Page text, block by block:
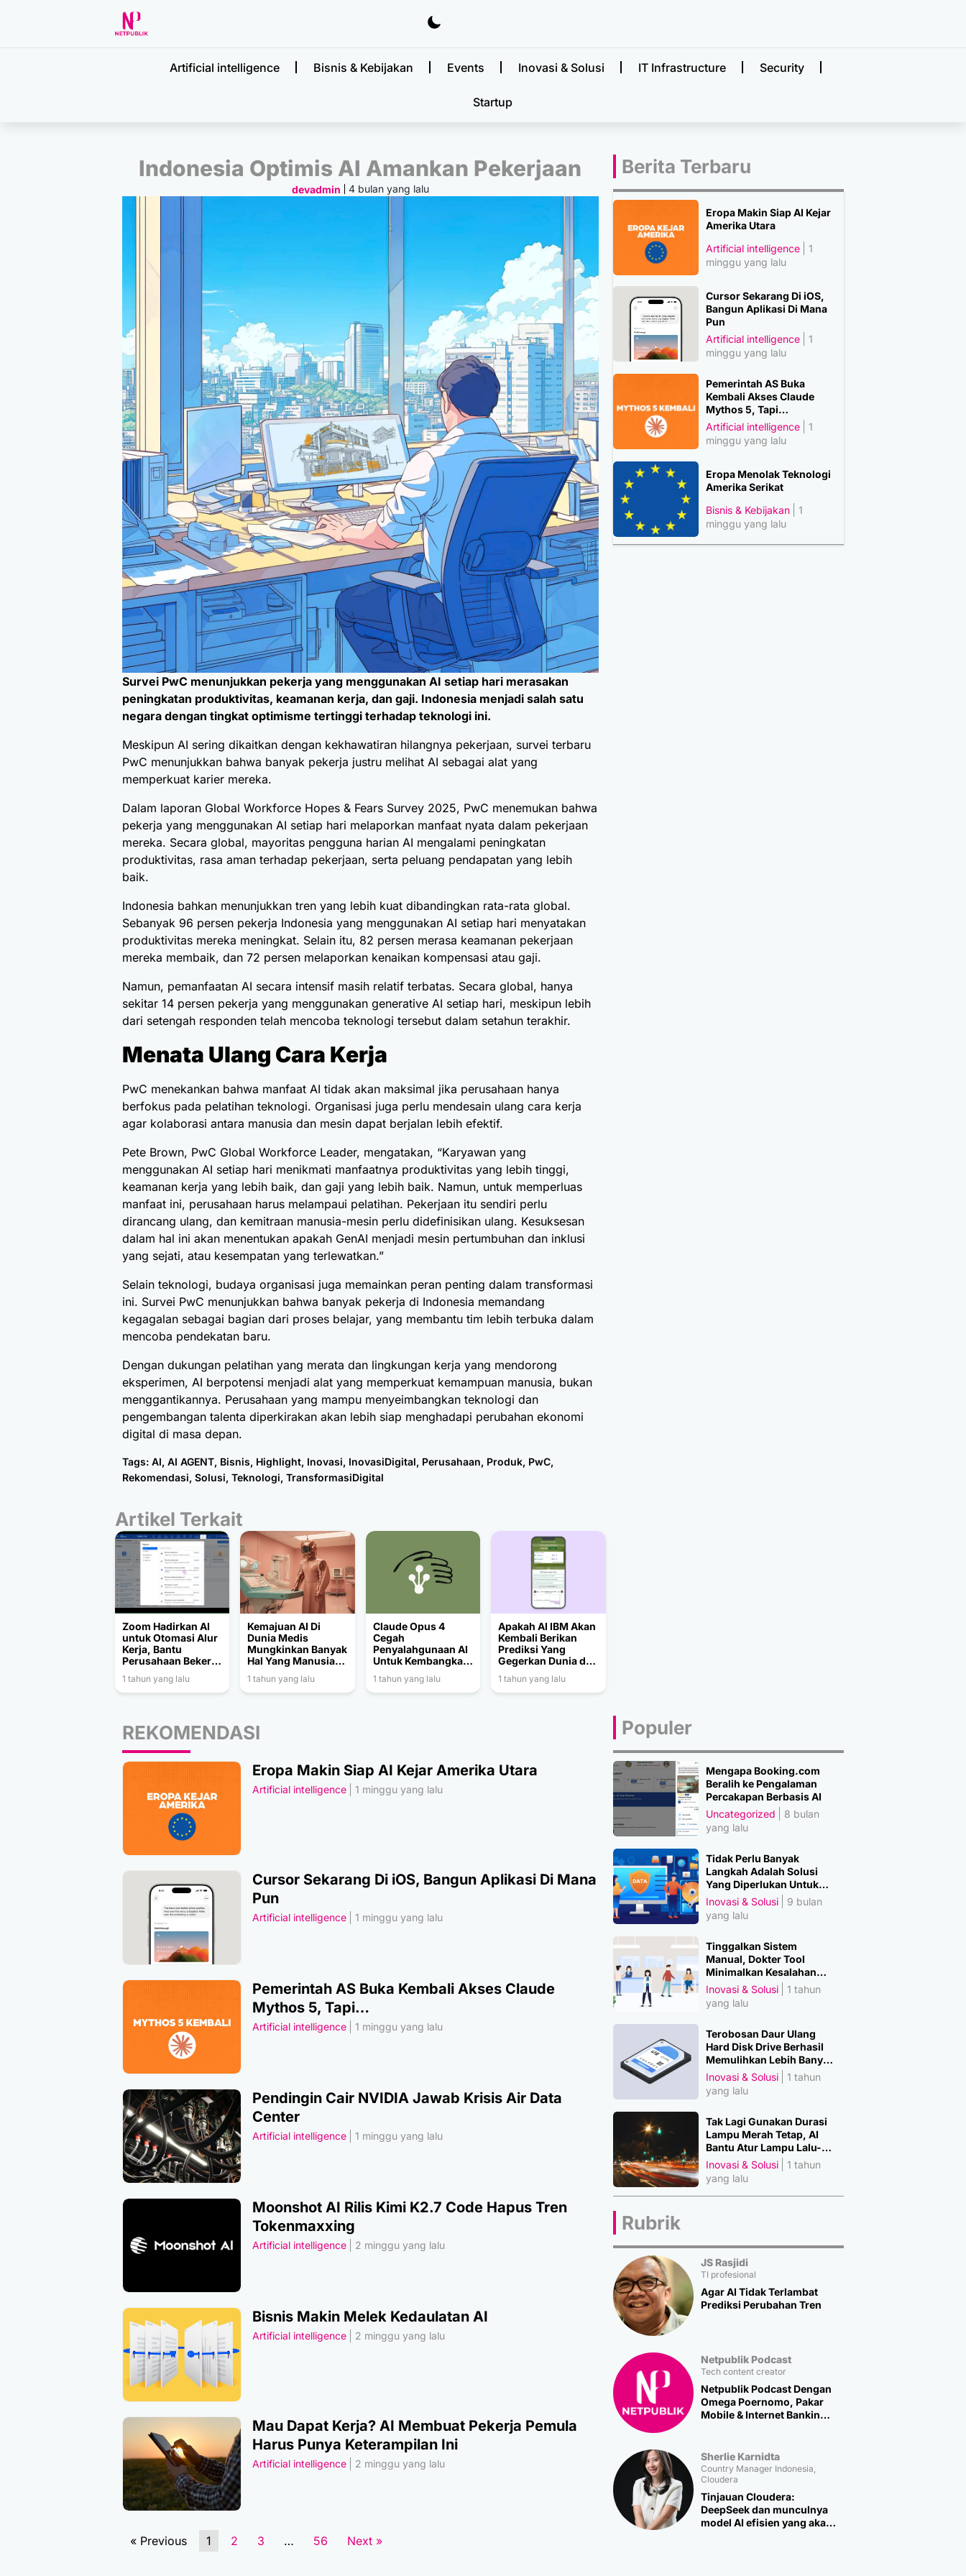
Artificial intelligence Bisnis & Kebijakan Events Inovasi & Solusi IT Infrastructure Security
Startup
Indonesia Optimis AI Amankan Pekerjaan
devadmin 4 bulan yang lalu
Survei PwC menunjukkan pekerja yang menggunakan AI setiap hari merasakan
peningkatan produktivitas, keamanan kerja, dan gaji. Indonesia menjadi salah satu
negara dengan tingkat optimisme tertinggi terhadap teknologi ini.
Meskipun AI sering dikaitkan dengan kekhawatiran hilangnya pekerjaan, survei terbaru
PwC menunjukkan bahwa banyak pekerja justru melihat AI sebagai alat yang
memperkuat karier mereka.
Dalam laporan Global Workforce Hopes & Fears Survey 2025, PwC menemukan bahwa
pekerja yang menggunakan AI setiap hari melaporkan manfaat nyata dalam pekerjaan
mereka. Secara global, mayoritas pengguna harian AI mengalami peningkatan
produktivitas, rasa aman terhadap pekerjaan, serta peluang pendapatan yang lebih
baik.
Indonesia bahkan menunjukkan tren yang lebih kuat dibandingkan rata-rata global.
Sebanyak 96 persen pekerja Indonesia yang menggunakan AI setiap hari menyatakan
produktivitas mereka meningkat. Selain itu, 82 persen merasa keamanan pekerjaan
mereka membaik, dan 72 persen melaporkan kenaikan kompensasi atau gaji.
Namun, pemanfaatan AI secara intensif masih relatif terbatas. Secara global, hanya
sekitar 14 persen pekerja yang menggunakan generative AI setiap hari, meskipun lebih
dari setengah responden telah mencoba teknologi tersebut dalam setahun terakhir.
Menata Ulang Cara Kerja
PwC menekankan bahwa manfaat AI tidak akan maksimal jika perusahaan hanya
berfokus pada pelatihan teknologi. Organisasi juga perlu mendesain ulang cara kerja
agar kolaborasi antara manusia dan mesin dapat berjalan lebih efektif.
Pete Brown, PwC Global Workforce Leader, mengatakan, “Karyawan yang
menggunakan AI setiap hari menikmati manfaatnya produktivitas yang lebih tinggi,
keamanan kerja yang lebih baik, dan gaji yang lebih baik. Namun, untuk memperluas
manfaat ini, perusahaan harus melampaui pelatihan. Pekerjaan itu sendiri perlu
dirancang ulang, dan kemitraan manusia-mesin perlu didefinisikan ulang. Kesuksesan
dalam hal ini akan menentukan apakah GenAI menjadi mesin pertumbuhan dan inklusi
yang sejati, atau kesempatan yang terlewatkan.”
Selain teknologi, budaya organisasi juga memainkan peran penting dalam transformasi
ini. Survei PwC menunjukkan bahwa banyak pekerja di Indonesia memandang
kegagalan sebagai bagian dari proses belajar, yang membantu tim lebih terbuka dalam
mencoba pendekatan baru.
Dengan dukungan pelatihan yang merata dan lingkungan kerja yang mendorong
eksperimen, AI berpotensi menjadi alat yang memperkuat kemampuan manusia, bukan
menggantikannya. Perusahaan yang mampu menyeimbangkan teknologi dan
pengembangan talenta diperkirakan akan lebih siap menghadapi perubahan ekonomi
digital di masa depan.
Tags: AI, AI AGENT, Bisnis, Highlight, Inovasi, InovasiDigital, Perusahaan, Produk, PwC,
Rekomendasi, Solusi, Teknologi, TransformasiDigital
Berita Terbaru
Eropa Makin Siap AI Kejar
Amerika Utara
Artificial intelligence
1
minggu yang lalu
Cursor Sekarang Di iOS,
Bangun Aplikasi Di Mana
Pun
Artificial intelligence
1
minggu yang lalu
Pemerintah AS Buka
Kembali Akses Claude
Mythos 5, Tapi…
Artificial intelligence
1
minggu yang lalu
Eropa Menolak Teknologi
Amerika Serikat
Bisnis & Kebijakan
1
minggu yang lalu
Artikel Terkait
Zoom Hadirkan AI
untuk Otomasi Alur
Kerja, Bantu
Perusahaan Bekerja
1 tahun yang lalu
Kemajuan AI Di
Dunia Medis
Mungkinkan Banyak
Hal Yang Manusia
Sebelumnya
1 tahun yang lalu
Claude Opus 4
Cegah
Penyalahgunaan AI
Untuk Kembangkan
1 tahun yang lalu
Apakah AI IBM Akan
Kembali Berikan
Prediksi Yang
Gegerkan Dunia di
1 tahun yang lalu
REKOMENDASI
Eropa Makin Siap AI Kejar Amerika Utara
Artificial intelligence 1 minggu yang lalu
Cursor Sekarang Di iOS, Bangun Aplikasi Di Mana
Pun
Artificial intelligence 1 minggu yang lalu
Pemerintah AS Buka Kembali Akses Claude
Mythos 5, Tapi…
Artificial intelligence 1 minggu yang lalu
Pendingin Cair NVIDIA Jawab Krisis Air Data
Center
Artificial intelligence 1 minggu yang lalu
Moonshot AI Rilis Kimi K2.7 Code Hapus Tren
Tokenmaxxing
Artificial intelligence 2 minggu yang lalu
Bisnis Makin Melek Kedaulatan AI
Artificial intelligence 2 minggu yang lalu
Mau Dapat Kerja? AI Membuat Pekerja Pemula
Harus Punya Keterampilan Ini
Artificial intelligence 2 minggu yang lalu
« Previous 1 2 3 … 56 Next »
Populer
Mengapa Booking.com
Beralih ke Pengalaman
Percakapan Berbasis AI
Uncategorized
8 bulan
yang lalu
Tidak Perlu Banyak
Langkah Adalah Solusi
Yang Diperlukan Untuk
Amankan Data
Inovasi & Solusi
9 bulan
yang lalu
Tinggalkan Sistem
Manual, Dokter Tool
Minimalkan Kesalahan
Manusia
Inovasi & Solusi
1 tahun
yang lalu
Terobosan Daur Ulang
Hard Disk Drive Berhasil
Memulihkan Lebih Banyak
Material Penting
Inovasi & Solusi
1 tahun
yang lalu
Tak Lagi Gunakan Durasi
Lampu Merah Tetap, AI
Bantu Atur Lampu Lalu-
Lintas
Inovasi & Solusi
1 tahun
yang lalu
Rubrik
JS Rasjidi
TI profesional
Agar AI Tidak Terlambat
Prediksi Perubahan Tren
Netpublik Podcast
Tech content creator
Netpublik Podcast Dengan
Omega Poernomo, Pakar
Mobile & Internet Banking
Sherlie Karnidta
Country Manager Indonesia,
Cloudera
Tinjauan Cloudera:
DeepSeek dan munculnya
model AI efisien yang akan